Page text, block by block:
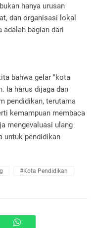
hanya urusan
dan organisasi lokal
adalah bagian dari
bahwa gelar "kota
Ia harus dijaga dan
pendidikan, terutama
kemampuan membaca
mengevaluasi ulang
untuk pendidikan
#kota Pendidikan